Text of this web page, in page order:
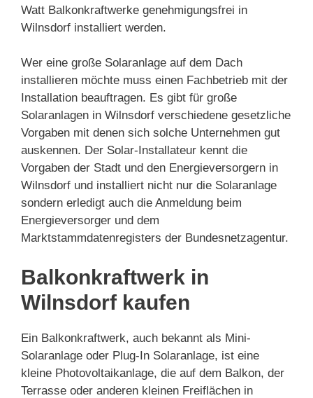
Watt Balkonkraftwerke genehmigungsfrei in
Wilnsdorf installiert werden.
Wer eine große Solaranlage auf dem Dach
installieren möchte muss einen Fachbetrieb mit der
Installation beauftragen. Es gibt für große
Solaranlagen in Wilnsdorf verschiedene gesetzliche
Vorgaben mit denen sich solche Unternehmen gut
auskennen. Der Solar-Installateur kennt die
Vorgaben der Stadt und den Energieversorgern in
Wilnsdorf und installiert nicht nur die Solaranlage
sondern erledigt auch die Anmeldung beim
Energieversorger und dem
Marktstammdatenregisters der Bundesnetzagentur.
Balkonkraftwerk in
Wilnsdorf kaufen
Ein Balkonkraftwerk, auch bekannt als Mini-
Solaranlage oder Plug-In Solaranlage, ist eine
kleine Photovoltaikanlage, die auf dem Balkon, der
Terrasse oder anderen kleinen Freiflächen in